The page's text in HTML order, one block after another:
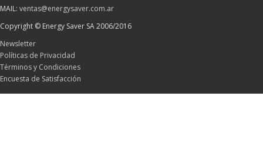
MAIL: ventas@energysaver.com.ar
Copyright © Energy Saver SA 2006/2016
Newsletter
Políticas de Privacidad
Términos y Condiciones
Encuesta de Satisfacción